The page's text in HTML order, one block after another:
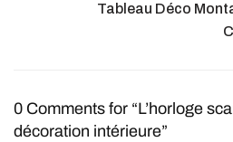
Tableau Déco
0 Comments for “L’horloge
décoration intérieure”